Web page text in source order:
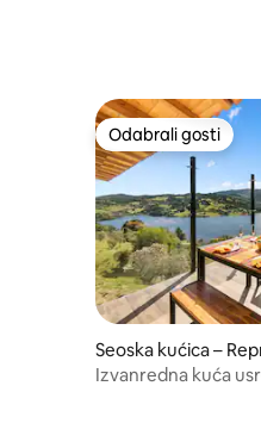
Odabrali gosti
Odabrali gosti
Seoska kućica –
Izvanredna kuća